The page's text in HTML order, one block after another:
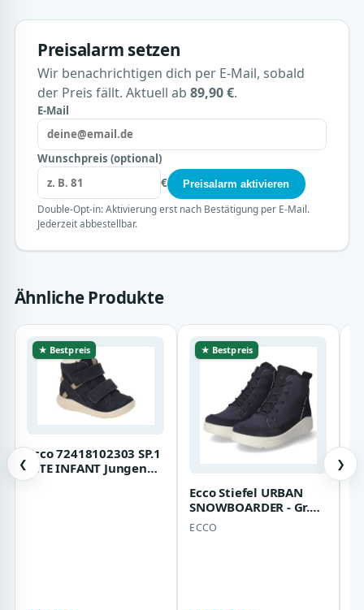
Preisalarm setzen
Wir benachrichtigen dich per E-Mail, sobald
der Preis fällt. Aktuell ab 89,90 €.
E-Mail
Wunschpreis (optional)
€
Preisalarm aktivieren
Double-Opt-in: Aktivierung erst nach Bestätigung per E-Mail.
Jederzeit abbestellbar.
Ähnliche Produkte
❮
★ Bestpreis
Ecco 72418102303 SP.1
LITE INFANT Jungen
Winterstiefel Blau
★ Bestpreis
Ecco Stiefel URBAN
SNOWBOARDER - Gr.
27 - Blau - Leder &
Textil
ECCO
❯